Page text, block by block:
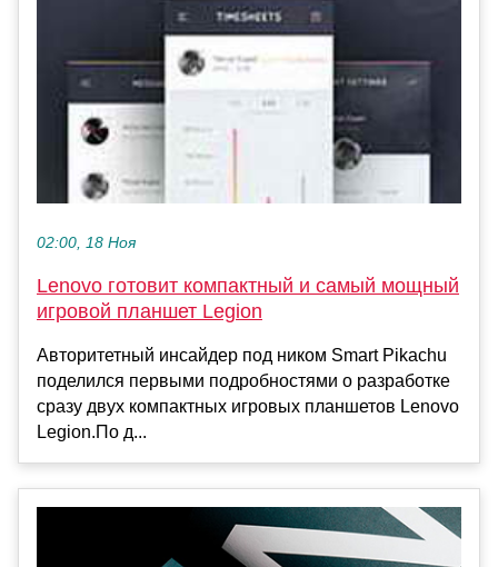
02:00, 18 Ноя
Lenovo готовит компактный и самый мощный
игровой планшет Legion
Авторитетный инсайдер под ником Smart Pikachu
поделился первыми подробностями о разработке
сразу двух компактных игровых планшетов Lenovo
Legion.По д...